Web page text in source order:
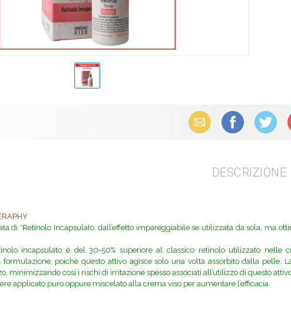
Email Facebook X (Twitter)
DESCRIZIONE
di *Retinolo Incapsulato, dall’effetto impareggiabile se utilizzata da sola, ma
incapsulato è del 30-50% superiore al classico retinolo utilizzato nelle
formulazione, poichè questo attivo agisce solo una volta assorbito dalla
minimizzando così i rischi di irritazione spesso associati all’utilizzo di questo
applicato puro oppure miscelato alla crema viso per aumentare l’efficacia.